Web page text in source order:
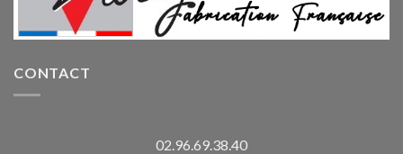
CONTACT
02.96.69.38.40